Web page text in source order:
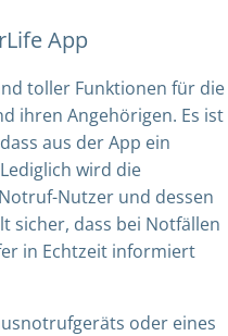
App
toller Funktionen für die
ihren Angehörigen. Es ist
aus der App ein
wird die
Nutzer und dessen
sicher, dass bei Notfällen
in Echtzeit informiert
oder eines